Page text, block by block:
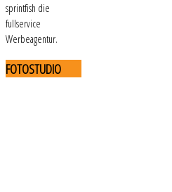
sprintfish die
fullservice
Werbeagentur.
FOTOSTUDIO